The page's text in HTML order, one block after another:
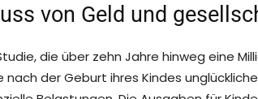
von Geld und
die über zehn Jahre hinweg eine
der Geburt ihres Kindes